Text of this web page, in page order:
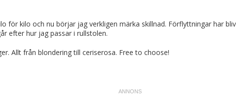
för kilo och nu börjar jag verkligen märka skillnad. Förflyttningar har
efter hur jag passar i rullstolen.
Allt från blondering till ceriserosa. Free to choose!